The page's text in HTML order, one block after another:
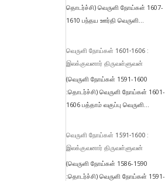
தொடர்ச்சி) வெருளி நோய்கள் 1607-
1610 பந்தய ஊர்தி வெருளி...
வெருளி நோய்கள் 1601-1606 :
இலக்குவனார் திருவள்ளுவன்
(வெருளி நோய்கள் 1591-1600
:தொடர்ச்சி) வெருளி நோய்கள் 1601-
1606 பத்தாம் வகுப்பு வெருளி...
வெருளி நோய்கள் 1591-1600 :
இலக்குவனார் திருவள்ளுவன்
(வெருளி நோய்கள் 1586-1590
:தொடர்ச்சி) வெருளி நோய்கள் 1591-